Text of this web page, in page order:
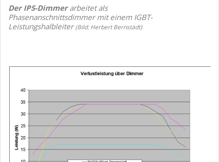
Der IPS-Dimmer arbeitet als
Phasenanschnittsdimmer mit einem IGBT-
Leistungshalbleiter (Bild: Herbert Bernstädt)